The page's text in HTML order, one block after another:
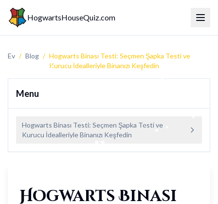
HogwartsHouseQuiz.com
Ev / Blog / Hogwarts Binası Testi: Seçmen Şapka Testi ve
Kurucu İdealleriyle Binanızı Keşfedin
Menu
Hogwarts Binası Testi: Seçmen Şapka Testi ve
Kurucu İdealleriyle Binanızı Keşfedin
Hogwarts Binası